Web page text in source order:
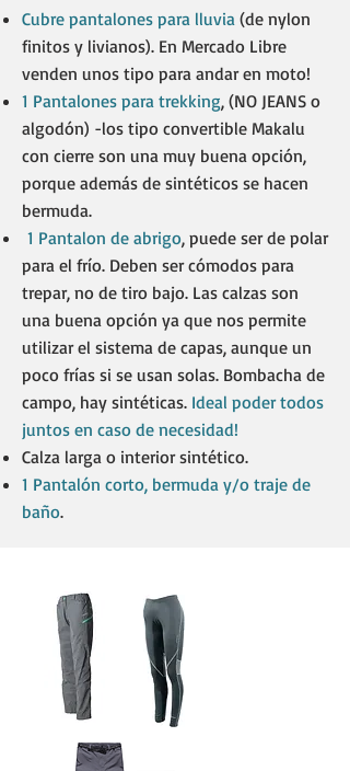
Cubre pantalones para lluvia (de nylon
finitos y livianos). En Mercado Libre
venden unos tipo para andar en moto!
1 Pantalones para trekking, (NO JEANS o
algodón) -los tipo convertible Makalu
con cierre son una muy buena opción,
porque además de sintéticos se hacen
bermuda.
1 Pantalon de abrigo, puede ser de polar
para el frío. Deben ser cómodos para
trepar, no de tiro bajo. Las calzas son
una buena opción ya que nos permite
utilizar el sistema de capas, aunque un
poco frías si se usan solas. Bombacha de
campo, hay sintéticas. Ideal poder todos
juntos en caso de necesidad!
Calza larga o interior sintético. ​
1 Pantalón corto, bermuda y/o traje de
baño.